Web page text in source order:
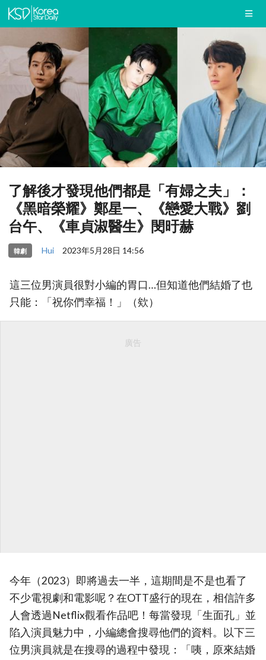
了解後才發現他們都是「有婦之夫」：
《黑暗榮耀》鄭星一、《戀愛大戰》劉
台午、《車貞淑醫生》閔旴赫
韓劇 Hui 2023年5月28日 14:56
這三位男演員很對小編的胃口…但知道他們結婚了也
只能：「祝你們幸福！」（欸）
廣告
今年（2023）即將過去一半，這期間是不是也看了
不少電視劇和電影呢？在OTT盛行的現在，相信許多
人會透過Netflix觀看作品吧！每當發現「生面孔」並
陷入演員魅力中，小編總會搜尋他們的資料。以下三
位男演員就是在搜尋的過程中發現：「咦，原來結婚